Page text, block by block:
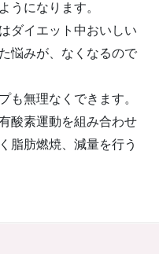
うになります。
ダイエット中おいしい
悩みが、なくなるので
も無理なくできます。
酸素運動を組み合わせ
脂肪燃焼、減量を行う